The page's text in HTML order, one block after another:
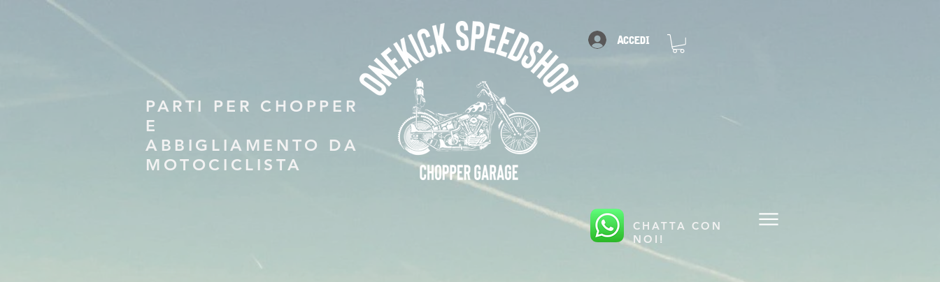
PARTI PER CHOPPER
E
ABBIGLIAMENTO DA
MOTOCICLISTA
Accedi
CHATTA CON
NOI!